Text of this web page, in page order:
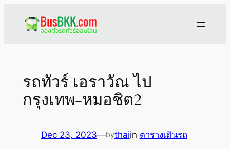
รถทัวร์ เอราวัณ ไป
กรุงเทพ-หมอชิต2
Dec 23, 2023—bythaiin ตารางเดินรถ